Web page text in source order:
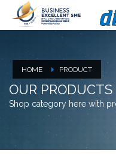
HOME PRODUCT
OUR PRODUCTS
Shop category here with